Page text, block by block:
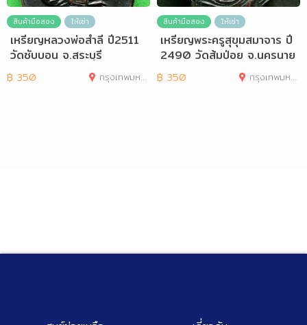
สินค้ามือสอง ให้เช่า
เหรียญหลวงพ่อสำลี ปี2511
วัดซับบอน จ.สระบุรี
฿ 350 กรุงเทพมหานคร
สินค้ามือสอง ให้เช่า
เหรียญพระครูสุขุมสมาจาร ปี
2490 วัดส้มป่อย จ.นครนาย
ก
฿ 350 กรุงเทพมหานคร